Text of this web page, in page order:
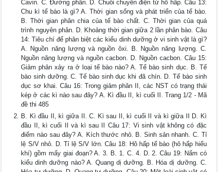
Cavin. C. Đường phân. D. Chuỗi chuyền điện tử hô hấp. Câu 13:
Chu kì tế bào là gì? A. Thời gian sống và phát triển của tế bào.
B. Thời gian phân chia của tế bào chất. C. Thời gian của quá
trình nguyên phân. D. Khoảng thời gian giữa 2 lần phân bào. Câu
14: Tiêu chí để phân biệt các kiểu dinh dưỡng ở vi sinh vật là gì?
A. Nguồn năng lượng và nguồn ôxi. B. Nguồn năng lượng. C.
Nguồn năng lượng và nguồn cacbon. D. Nguồn cacbon. Câu 15:
Giảm phân xảy ra ở loại tế bào nào? A. Tế bào sinh dục. B. Tế
bào sinh dưỡng. C. Tế bào sinh dục khi đã chín. D. Tế bào sinh
dục sơ khai. Câu 16: Trong giảm phân II, các NST có trạng thái
kép ở các kì nào sau đây? A. Kì đầu II, kì cuối II. Trang 1/2 - Mã
đề thi 485
B. Kì đầu II, kì giữa II. C. Kì sau II, kì cuối II và kì giữa II D. Kì
đầu II, kì cuối II và kì sau II Câu 17: Vi sinh vật không có đặc
điểm nào sau đây? A. Kích thước nhỏ. B. Sinh sản nhanh. C. Tỉ
lệ S/V nhỏ. D. Tỉ lệ S/V lớn. Câu 18: Hô hấp tế bào (hô hấp hiếu
khí) gồm mấy giai đoạn? A. 3. B. 1. C. 4. D. 2. Câu 19: Nấm có
kiểu dinh dưỡng nào? A. Quang dị dưỡng. B. Hóa dị dưỡng. C.